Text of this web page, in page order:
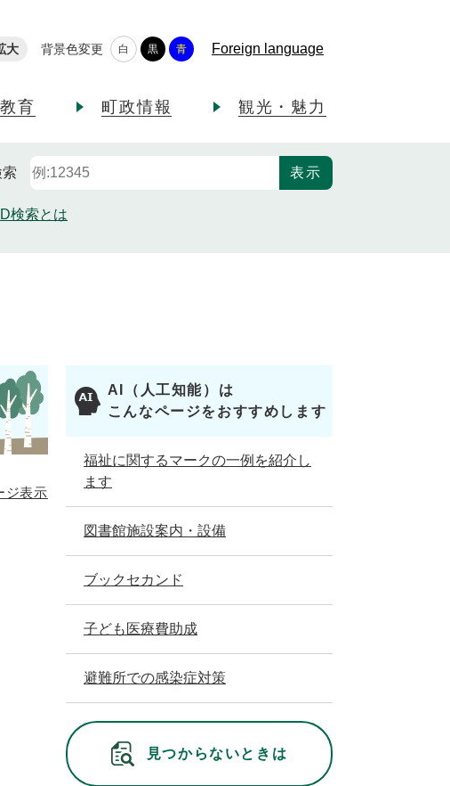
大 背景色変更 白 黒 青 Foreign language
育 町政情報 観光・魅力
検索とは
ジ表示
AI（人工知能）は
こんなページをおすすめします
福祉に関するマークの一例を紹介し
ます
図書館施設案内・設備
ブックセカンド
子ども医療費助成
避難所での感染症対策
見つからないときは